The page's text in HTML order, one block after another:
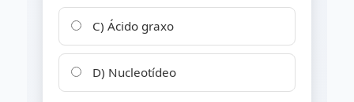
C) Ácido graxo
D) Nucleotídeo